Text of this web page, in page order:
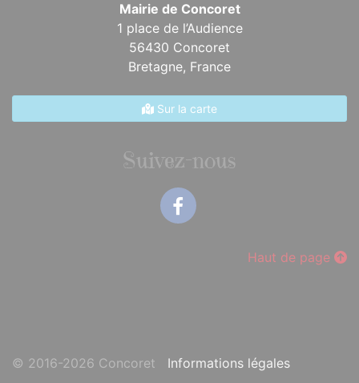
Mairie de Concoret
1 place de l’Audience
56430 Concoret
Bretagne, France
Sur la carte
Suivez-nous
Haut de page
© 2016-2026 Concoret Informations légales